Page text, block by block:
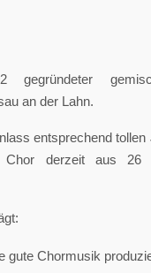
an der Lahn.
entsprechend
Chor derzeit aus
Chormusik